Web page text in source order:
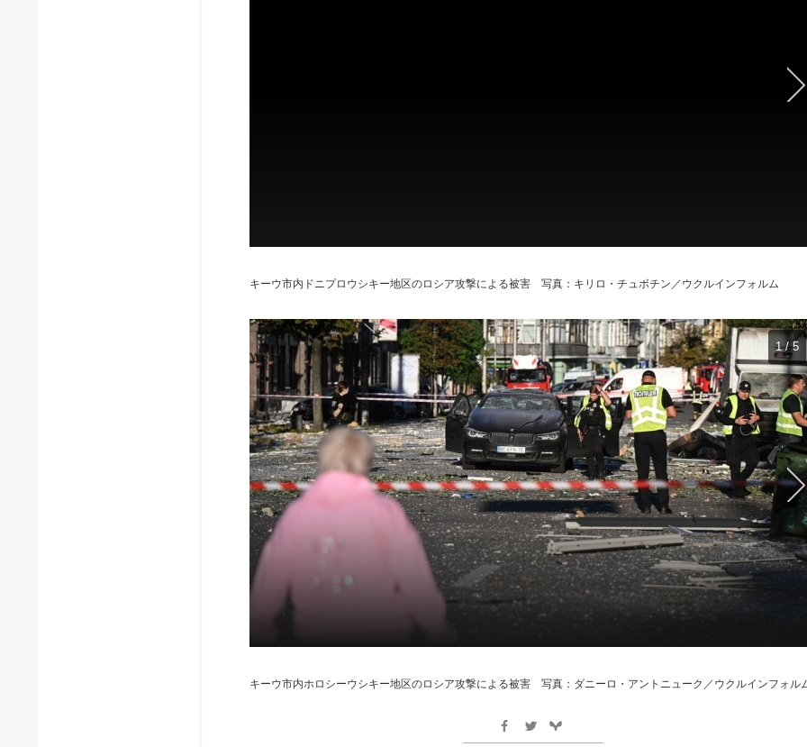
キーウ市内ドニプロウシキー地区のロシア攻撃による被害 写真：キリロ・チュボチン／ウクルインフォルム
1 / 5
キーウ市内ホロシーウシキー地区のロシア攻撃による被害 写真：ダニーロ・アントニューク／ウクルインフォル